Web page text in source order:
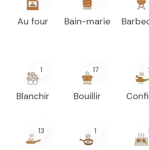
Au four Bain-marie
1
Blanchir
17
Bouillir
13 1